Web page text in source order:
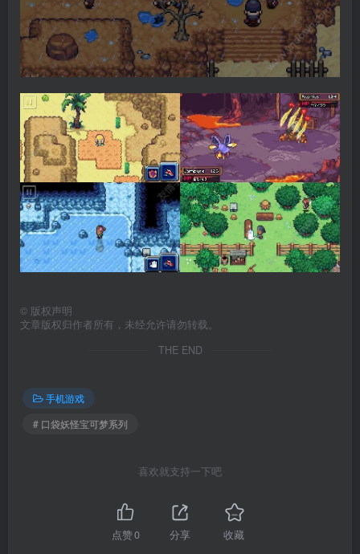
© 版权声明
文章版权归作者所有，未经允许请勿转载。
THE END
手机游戏
# 口袋妖怪宝可梦系列
喜欢就支持一下吧
点赞0 分享 收藏